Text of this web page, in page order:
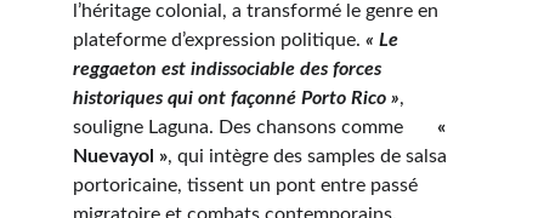
l’héritage colonial, a transformé le genre en
plateforme d’expression politique. « Le
reggaeton est indissociable des forces
historiques qui ont façonné Porto Rico »,
souligne Laguna. Des chansons comme «
Nuevayol », qui intègre des samples de salsa
portoricaine, tissent un pont entre passé